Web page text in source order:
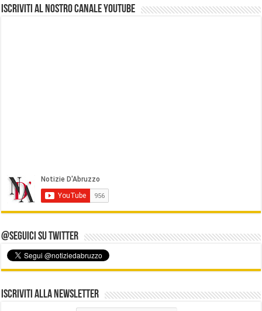
Iscriviti al nostro Canale Youtube
@Seguici su Twitter
Iscriviti alla Newsletter